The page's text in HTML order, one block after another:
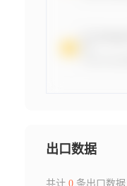
出口数据
共计 0条出口数据